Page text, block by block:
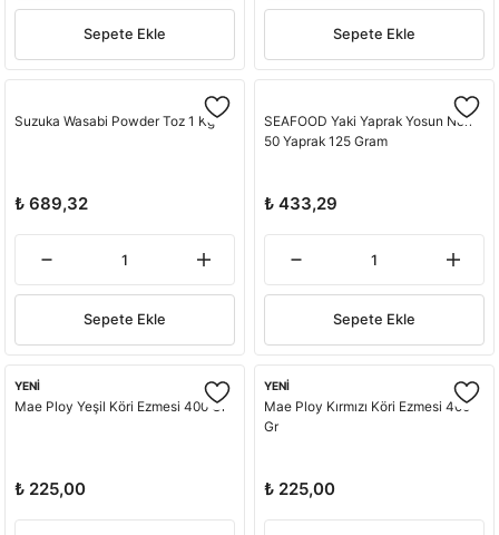
Sepete Ekle Sepete Ekle
Suzuka Wasabi Powder Toz 1 Kg
₺ 689,32
Sepete Ekle
SEAFOOD Yaki Yaprak Yosun Nori
50 Yaprak 125 Gram
₺ 433,29
Sepete Ekle
YENİ
Mae Ploy Yeşil Köri Ezmesi 400 Gr
₺ 225,00
YENİ
Mae Ploy Kırmızı Köri Ezmesi 400
Gr
₺ 225,00